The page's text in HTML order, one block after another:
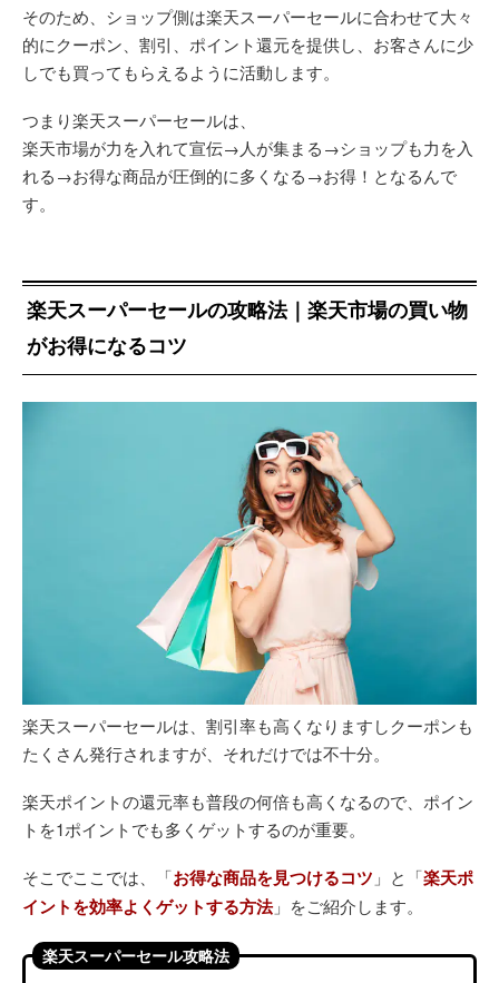
そのため、ショップ側は楽天スーパーセールに合わせて大々
的にクーポン、割引、ポイント還元を提供し、お客さんに少
しでも買ってもらえるように活動します。
つまり楽天スーパーセールは、
楽天市場が力を入れて宣伝→人が集まる→ショップも力を入
れる→お得な商品が圧倒的に多くなる→お得！となるんで
す。
楽天スーパーセールの攻略法｜楽天市場の買い物
がお得になるコツ
楽天スーパーセールは、割引率も高くなりますしクーポンも
たくさん発行されますが、それだけでは不十分。
楽天ポイントの還元率も普段の何倍も高くなるので、ポイン
トを1ポイントでも多くゲットするのが重要。
そこでここでは、「お得な商品を見つけるコツ 」と「楽天ポ
イントを効率よくゲットする方法」をご紹介します。
楽天スーパーセール攻略法